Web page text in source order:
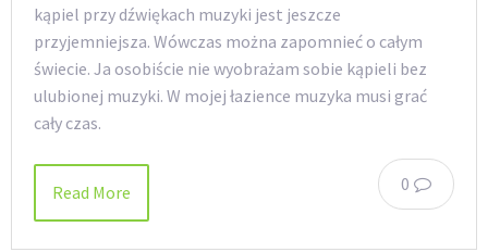
kąpiel przy dźwiękach muzyki jest jeszcze
przyjemniejsza. Wówczas można zapomnieć o całym
świecie. Ja osobiście nie wyobrażam sobie kąpieli bez
ulubionej muzyki. W mojej łazience muzyka musi grać
cały czas.
0
Read More